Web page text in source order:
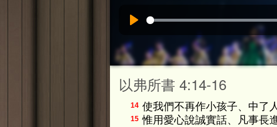
以弗所書 4:14-16
14 使我們不再作小孩子、中了
15 惟用愛心說誠實話、凡事長